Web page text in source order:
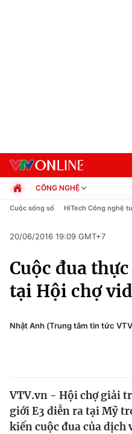
Chính trị
Thế giới
CÔNG NGHỆ
Chính trị
Pháp luật
Thể thao
Truyền hình
Văn hóa - Giải trí
Đời sống
Cuộc sống số HiTech Công nghệ
20/06/2016 19:09 GMT+7
Cuộc đua
tại Hội chợ
Nhật Anh (Trung tâm tin tức
VTV.vn - Hội chợ giải
giới E3 diễn ra tại Mỹ
kiến cuộc đua của dịch